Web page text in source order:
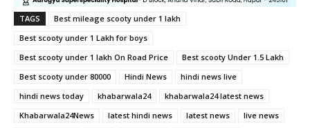
TAGS
Best mileage scooty under 1 lakh
Best scooty under 1 Lakh for boys
Best scooty under 1 lakh On Road Price
Best scooty Under 1.5 Lakh
Best scooty under 80000
Hindi News
hindi news live
hindi news today
khabarwala24
khabarwala24 latest news
Khabarwala24News
latest hindi news latest news
live news